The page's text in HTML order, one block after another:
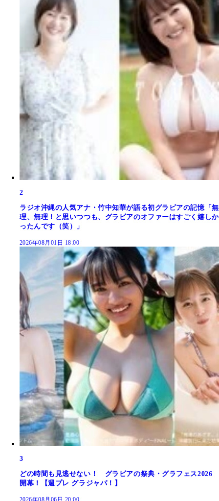
2
ラジオ沖縄の人気アナ・竹中知華が語る初グラビアの記憶「無
理、無理！と思いつつも、グラビアのオファーはすごく嬉しか
ったんです（笑）」
2026年08月01日 18:00
3
どの時間も見逃せない！ グラビアの祭典・グラフェス2026
開幕！【週プレ グラジャパ！】